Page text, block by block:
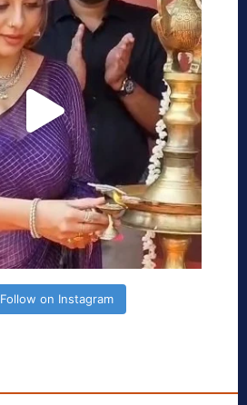
Follow on Instagram